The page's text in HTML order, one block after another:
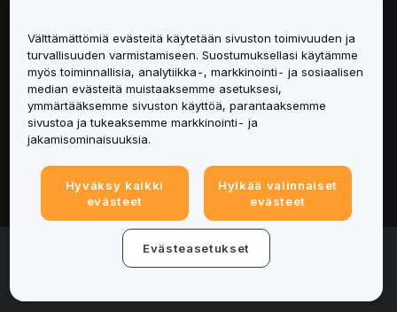
Palvelut
Tuki
Tuotteet
Lakiasiat
© 2025-2026 Bybit.eu. All rights reserved.
Välttämättömiä evästeitä käytetään sivuston toimivuuden ja
turvallisuuden varmistamiseen. Suostumuksellasi käytämme
myös toiminnallisia, analytiikka-, markkinointi- ja sosiaalisen
median evästeitä muistaaksemme asetuksesi,
ymmärtääksemme sivuston käyttöä, parantaaksemme
sivustoa ja tukeaksemme markkinointi- ja
jakamisominaisuuksia.
Hyväksy kaikki
evästeet
Hylkää valinnaiset
evästeet
Evästeasetukset